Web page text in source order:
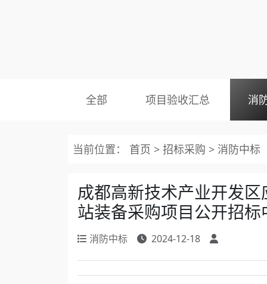
全部 项目验收汇总 消
当前位置： 首页 > 招标采购 > 消防中标
成都高新技术产业开发
站装备采购项目公开招
消防中标 2024-12-18